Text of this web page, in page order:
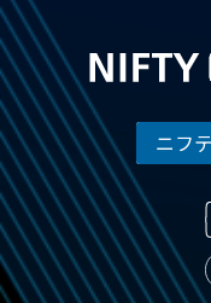
ニフ